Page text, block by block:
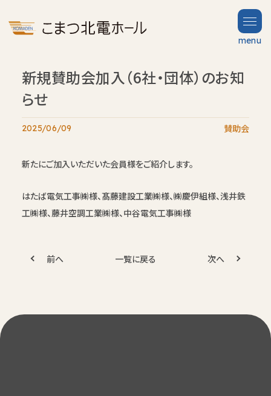
menu
TOP
トップ
Hall
Partners
News
Contact
お問い合わせ
FAQ
よくある質問
新規賛助会加入（6社・団体）のお知
らせ
2025/06/09 賛助会
新たにご加入いただいた会員様をご紹介します。
はたば電気工事㈱様、髙藤建設工業㈱様、㈱慶伊組様、浅井鉄
工㈱様、藤井空調工業㈱様、中谷電気工事㈱様
前へ 一覧に戻る 次へ